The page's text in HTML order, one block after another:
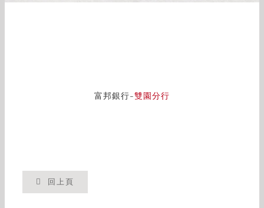
富邦銀行-雙園分行
回上頁